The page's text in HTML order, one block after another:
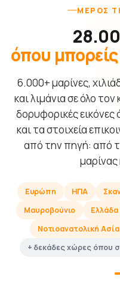
ΜΈΡΟΣ
όπου
6.000+ μαρίνες,
και λιμάνια σε όλο
δορυφορικές εικόνες
και τα στοιχεία
από την πηγή: από
Ευρώπη ΗΠΑ
Μαυροβούνιο
Ελλάδα
Νοτιοανατολική Ασία
+ δεκάδες χώρες όπου